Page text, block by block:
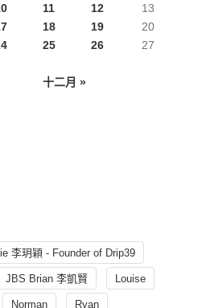
十二月 »
11 12
13
18 19
20
25 26
27
李玥穎 - Founder of Drip39
JBS Brian 李凱賢 Louise
Norman Ryan